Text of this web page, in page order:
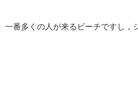
一番多くの人が来るビーチですし，